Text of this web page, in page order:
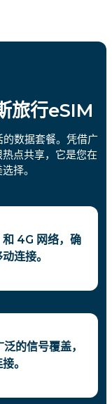
旅行eSIM
数据套餐。凭借广
点共享，它是您在
择。
4G 网络，确
连接。
的信号覆盖，
。